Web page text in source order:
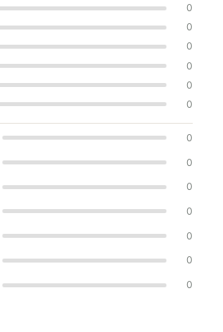
0
0
0
0
0
0
0
0
0
0
0
0
0